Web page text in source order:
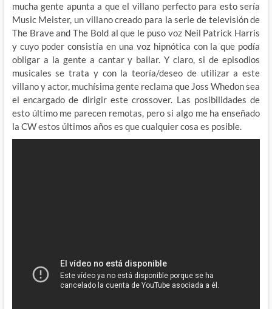
mucha gente apunta a que el villano perfecto para esto sería
Music Meister, un villano creado para la serie de televisión de
The Brave and The Bold al que le puso voz Neil Patrick Harris
y cuyo poder consistía en una voz hipnótica con la que podía
obligar a la gente a cantar y bailar. Y claro, si de episodios
musicales se trata y con la teoría/deseo de utilizar a este
villano y actor, muchísima gente reclama que Joss Whedon sea
el encargado de dirigir este crossover. Las posibilidades de
esto último me parecen remotas, pero si algo me ha enseñado
la CW estos últimos años es que cualquier cosa es posible.